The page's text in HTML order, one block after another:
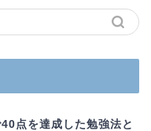
点を達成した勉強法と